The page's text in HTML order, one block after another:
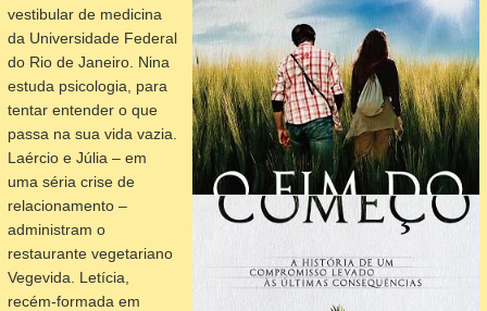
vestibular de medicina
da Universidade Federal
do Rio de Janeiro. Nina
estuda psicologia, para
tentar entender o que
passa na sua vida vazia.
Laércio e Júlia – em
uma séria crise de
relacionamento –
administram o
restaurante vegetariano
Vegevida. Letícia,
recém-formada em